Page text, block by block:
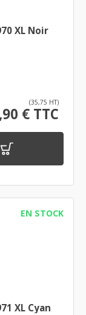
XL Noir
(35,75 HT)
€ TTC
EN STOCK
XL Cyan